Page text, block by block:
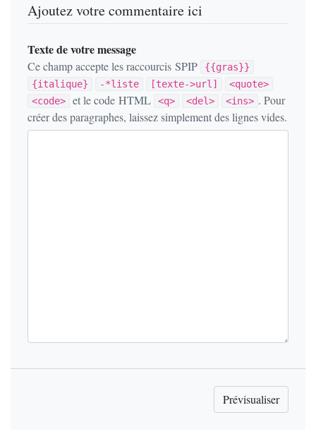
Ajoutez votre commentaire ici
Texte de votre message
Ce champ accepte les raccourcis SPIP
{{gras}}
{italique}
-*liste [texte->url]
<quote>
<code>
et le code HTML <q> <del> <ins> . Pour
créer des paragraphes, laissez simplement des lignes vides.